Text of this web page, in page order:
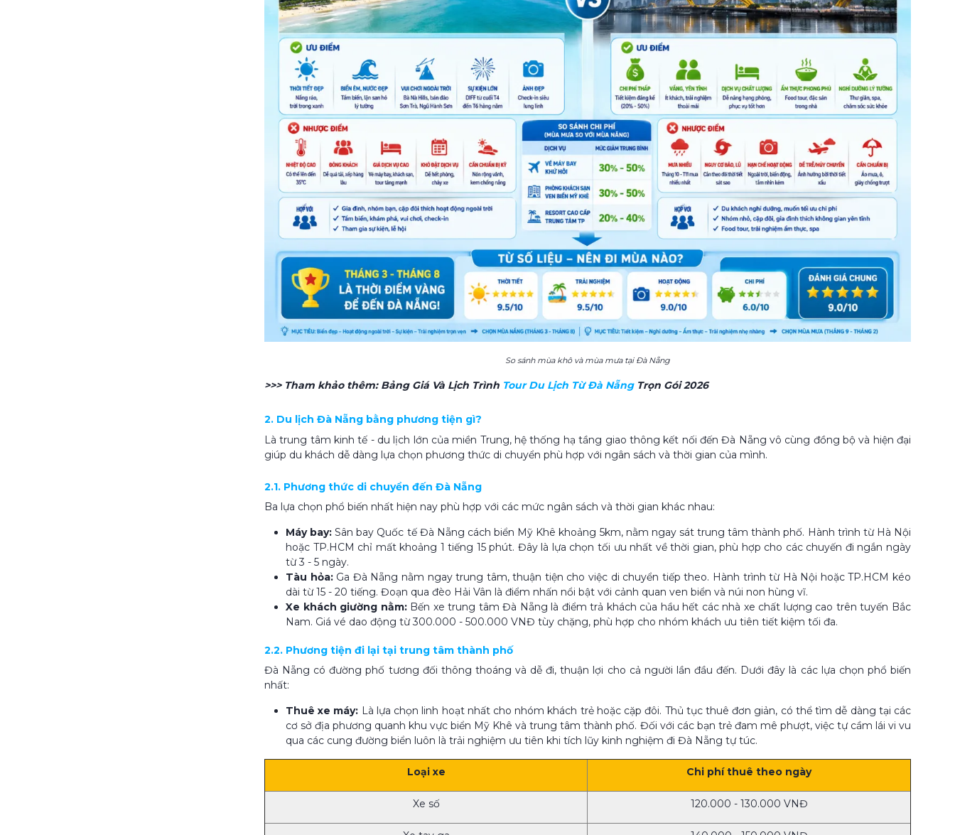
So sánh mùa khô và mùa mưa tại Đà Nẵng
>>> Tham khảo thêm: Bảng Giá Và Lịch Trình Tour Du Lịch Từ Đà NẵngTrọn Gói 2026
2. Du lịch Đà Nẵng bằng phương tiện gì?
Là trung tâm kinh tế - du lịch lớn của miền Trung, hệ thống hạ tầng giao thông kết nối đến Đà Nẵng vô cùng đồng bộ và hiện đại
giúp du khách dễ dàng lựa chọn phương thức di chuyển phù hợp với ngân sách và thời gian của mình.
2.1. Phương thức di chuyển đến Đà Nẵng
Ba lựa chọn phổ biến nhất hiện nay phù hợp với các mức ngân sách và thời gian khác nhau:
Máy bay:Sân bay Quốc tế Đà Nẵng cách biển Mỹ Khê khoảng 5km, nằm ngay sát trung tâm thành phố. Hành trình từ Hà Nội
hoặc TP.HCM chỉ mất khoảng 1 tiếng 15 phút. Đây là lựa chọn tối ưu nhất về thời gian, phù hợp cho các chuyến đi ngắn ngày
từ 3 - 5 ngày.
Tàu hỏa: Ga Đà Nẵng nằm ngay trung tâm, thuận tiện cho việc di chuyển tiếp theo. Hành trình từ Hà Nội hoặc TP.HCM kéo
dài từ 15 - 20 tiếng. Đoạn qua đèo Hải Vân là điểm nhấn nổi bật với cảnh quan ven biển và núi non hùng vĩ.
Xe khách giường nằm: Bến xe trung tâm Đà Nẵng là điểm trả khách của hầu hết các nhà xe chất lượng cao trên tuyến Bắc
Nam. Giá vé dao động từ 300.000 - 500.000 VNĐ tùy chặng, phù hợp cho nhóm khách ưu tiên tiết kiệm tối đa.
2.2. Phương tiện đi lại tại trung tâm thành phố
Đà Nẵng có đường phố tương đối thông thoáng và dễ đi, thuận lợi cho cả người lần đầu đến. Dưới đây là các lựa chọn phổ biến
nhất:
Thuê xe máy: Là lựa chọn linh hoạt nhất cho nhóm khách trẻ hoặc cặp đôi. Thủ tục thuê đơn giản, có thể tìm dễ dàng tại các
cơ sở địa phương quanh khu vực biển Mỹ Khê và trung tâm thành phố. Đối với các bạn trẻ đam mê phượt, việc tự cầm lái vi vu
qua các cung đường biển luôn là trải nghiệm ưu tiên khi tích lũy kinh nghiệm đi Đà Nẵng tự túc.
Loại xe Chi phí thuê theo ngày
Xe số 120.000 - 130.000 VNĐ